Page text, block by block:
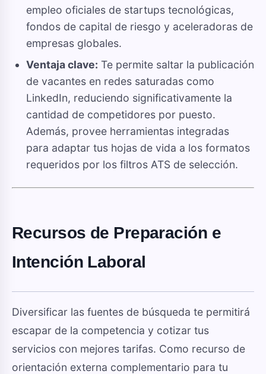
empleo oficiales de startups tecnológicas,
fondos de capital de riesgo y aceleradoras de
empresas globales.
Ventaja clave: Te permite saltar la publicación
de vacantes en redes saturadas como
LinkedIn, reduciendo significativamente la
cantidad de competidores por puesto.
Además, provee herramientas integradas
para adaptar tus hojas de vida a los formatos
requeridos por los filtros ATS de selección.
Recursos de Preparación e
Intención Laboral
Diversificar las fuentes de búsqueda te permitirá
escapar de la competencia y cotizar tus
servicios con mejores tarifas. Como recurso de
orientación externa complementario para tu